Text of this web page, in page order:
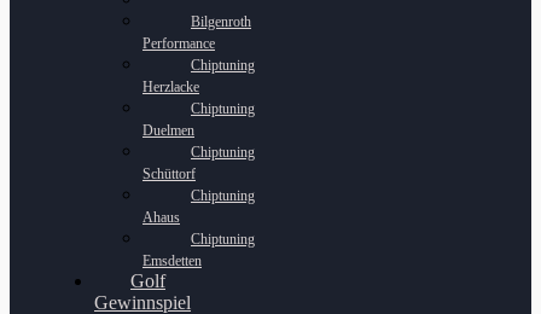
Bilgenroth
Performance
Chiptuning
Herzlacke
Chiptuning
Duelmen
Chiptuning
Schüttorf
Chiptuning
Ahaus
Chiptuning
Emsdetten
Golf
Gewinnspiel